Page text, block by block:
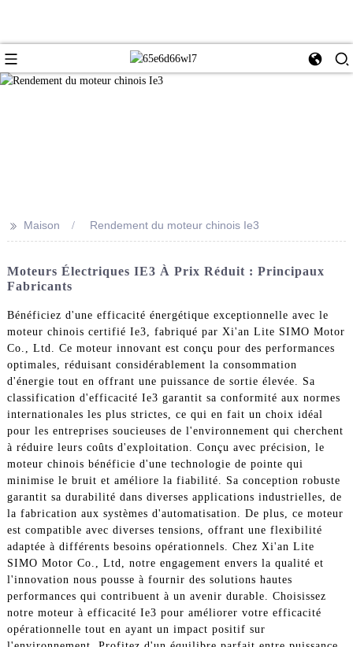
>> Maison Rendement du moteur chinois Ie3
Moteurs Électriques IE3 À Prix Réduit : Principaux
Fabricants
Bénéficiez d'une efficacité énergétique exceptionnelle avec le
moteur chinois certifié Ie3, fabriqué par Xi'an Lite SIMO Motor
Co., Ltd. Ce moteur innovant est conçu pour des performances
optimales, réduisant considérablement la consommation
d'énergie tout en offrant une puissance de sortie élevée. Sa
classification d'efficacité Ie3 garantit sa conformité aux normes
internationales les plus strictes, ce qui en fait un choix idéal
pour les entreprises soucieuses de l'environnement qui cherchent
à réduire leurs coûts d'exploitation. Conçu avec précision, le
moteur chinois bénéficie d'une technologie de pointe qui
minimise le bruit et améliore la fiabilité. Sa conception robuste
garantit sa durabilité dans diverses applications industrielles, de
la fabrication aux systèmes d'automatisation. De plus, ce moteur
est compatible avec diverses tensions, offrant une flexibilité
adaptée à différents besoins opérationnels. Chez Xi'an Lite
SIMO Motor Co., Ltd, notre engagement envers la qualité et
l'innovation nous pousse à fournir des solutions hautes
performances qui contribuent à un avenir durable. Choisissez
notre moteur à efficacité Ie3 pour améliorer votre efficacité
opérationnelle tout en ayant un impact positif sur